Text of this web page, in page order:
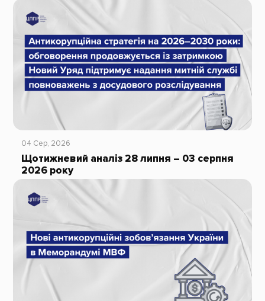
04 Сер, 2026
Щотижневий аналіз 28 липня – 03 серпня
2026 року